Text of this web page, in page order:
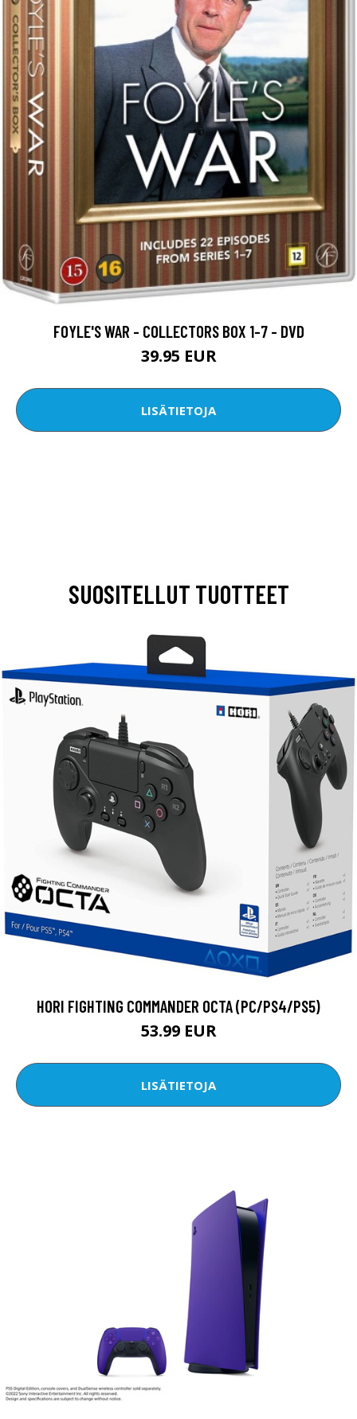
FOYLE'S WAR - COLLECTORS BOX 1-7 - DVD
39.95 EUR
LISÄTIETOJA
SUOSITELLUT TUOTTEET
HORI FIGHTING COMMANDER OCTA (PC/PS4/PS5)
53.99 EUR
LISÄTIETOJA